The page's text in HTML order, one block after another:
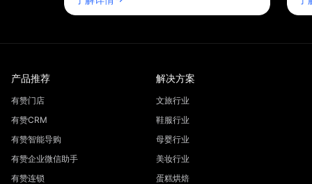
产品推荐
有赞门店
有赞CRM
有赞智能导购
有赞企业微信助手
有赞连锁
解决方案
文旅行业
鞋服行业
母婴行业
美妆行业
蛋糕烘焙